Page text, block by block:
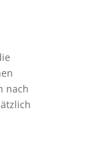
nach